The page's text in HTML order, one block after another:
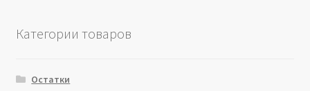
Категории товаров
Остатки